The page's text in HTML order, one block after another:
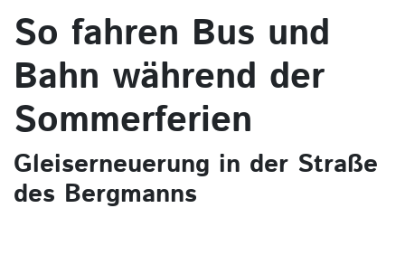
So fahren Bus und
Bahn während der
Sommerferien
Gleiserneuerung in der Straße
des Bergmanns